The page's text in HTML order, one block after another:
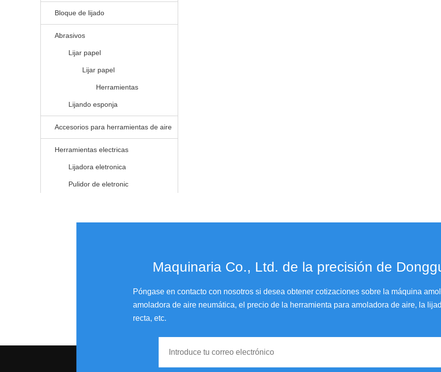
Bloque de lijado
Abrasivos
Lijar papel
Lijar papel
Herramientas
Lijando esponja
Accesorios para herramientas de aire
Herramientas electricas
Lijadora eletronica
Pulidor de eletronic
Maquinaria Co., Ltd. de la precisión de
Póngase en contacto con nosotros si desea obtener cotizaciones sobre la máquina
amoladora de aire neumática, el precio de la herramienta para amoladora de aire, la
recta, etc.